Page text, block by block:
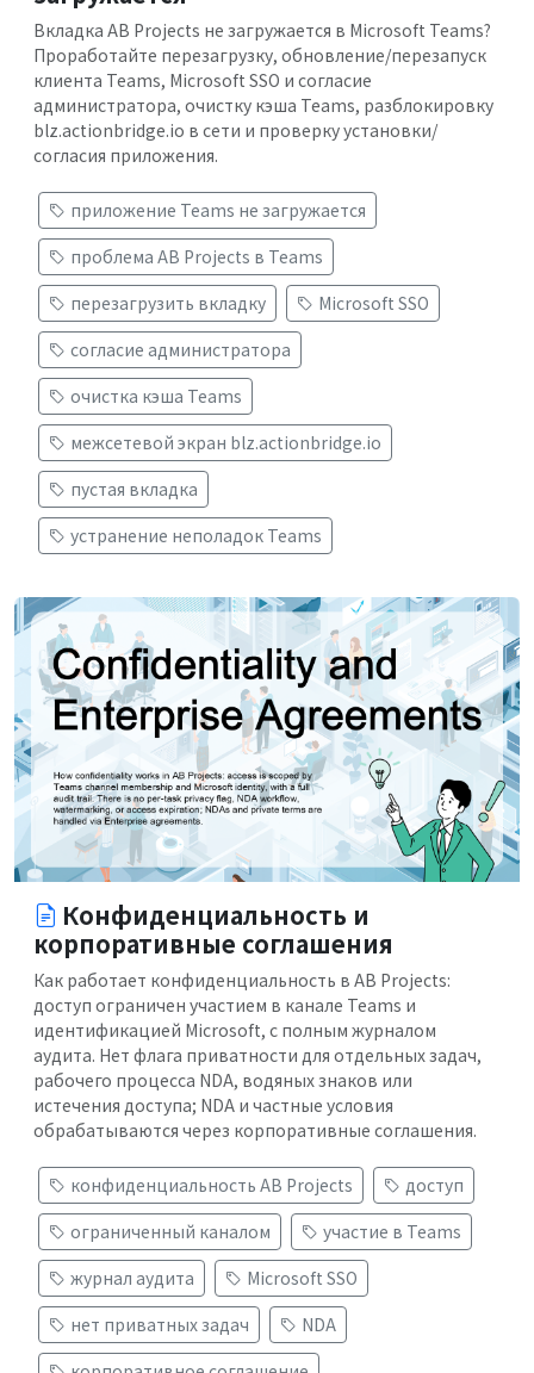
Вкладка AB Projects не загружается в Microsoft Teams?
Проработайте перезагрузку, обновление/перезапуск
клиента Teams, Microsoft SSO и согласие
администратора, очистку кэша Teams, разблокировку
blz.actionbridge.io в сети и проверку установки/
согласия приложения.
приложение Teams не загружается
проблема AB Projects в Teams
перезагрузить вкладку
Microsoft SSO
согласие администратора
очистка кэша Teams
межсетевой экран blz.actionbridge.io
пустая вкладка
устранение неполадок Teams
Конфиденциальность и
корпоративные соглашения
Как работает конфиденциальность в AB Projects:
доступ ограничен участием в канале Teams и
идентификацией Microsoft, с полным журналом
аудита. Нет флага приватности для отдельных задач,
рабочего процесса NDA, водяных знаков или
истечения доступа; NDA и частные условия
обрабатываются через корпоративные соглашения.
конфиденциальность AB Projects
доступ
ограниченный каналом
участие в Teams
журнал аудита
Microsoft SSO
нет приватных задач
NDA